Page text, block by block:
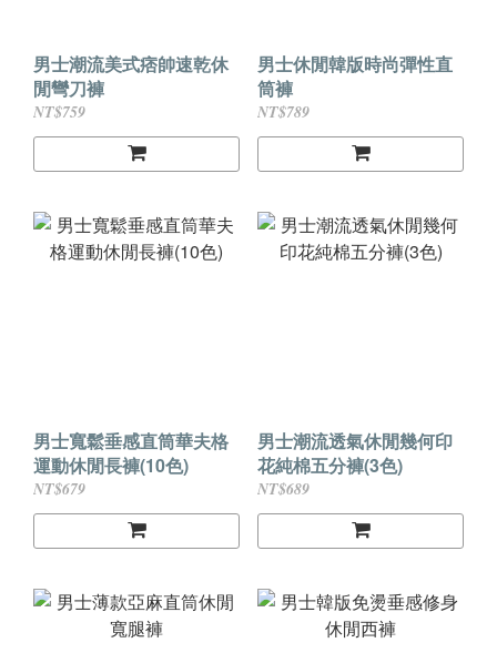
男士潮流美式痞帥速乾休
閒彎刀褲
NT$759
男士休閒韓版時尚彈性直
筒褲
NT$789
男士寬鬆垂感直筒華夫格
運動休閒長褲(10色)
NT$679
男士潮流透氣休閒幾何印
花純棉五分褲(3色)
NT$689